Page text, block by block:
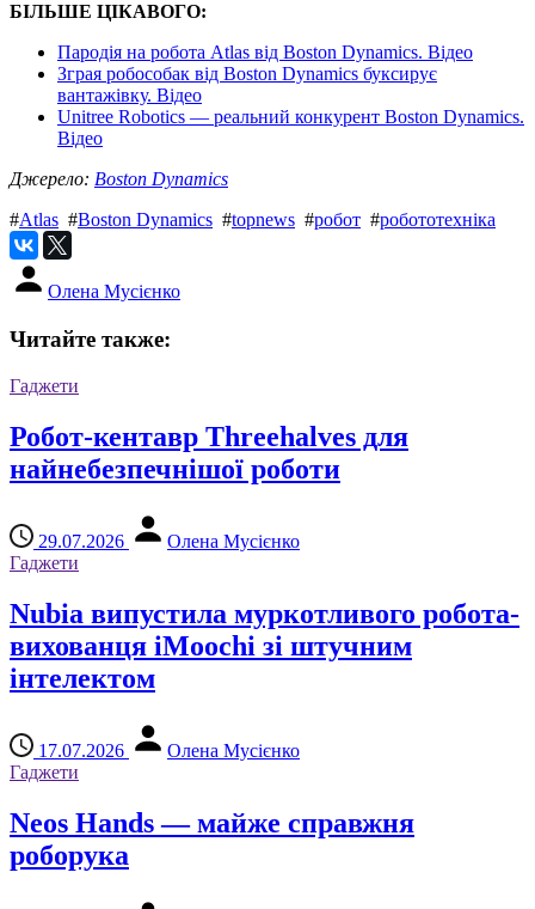
БІЛЬШЕ ЦІКАВОГО:
Пародія на робота Atlas від Boston Dynamics. Відео
Зграя робособак від Boston Dynamics буксирує
вантажівку. Відео
Unitree Robotics — реальний конкурент Boston Dynamics.
Відео
Джерело: Boston Dynamics
#Atlas #Boston Dynamics #topnews #робот #робототехніка
Олена Мусієнко
Читайте также:
Гаджети
Робот-кентавр Threehalves для
найнебезпечнішої роботи
29.07.2026
Олена Мусієнко
Гаджети
Nubia випустила муркотливого робота-
вихованця iMoochi зі штучним
інтелектом
17.07.2026
Олена Мусієнко
Гаджети
Neos Hands — майже справжня
роборука